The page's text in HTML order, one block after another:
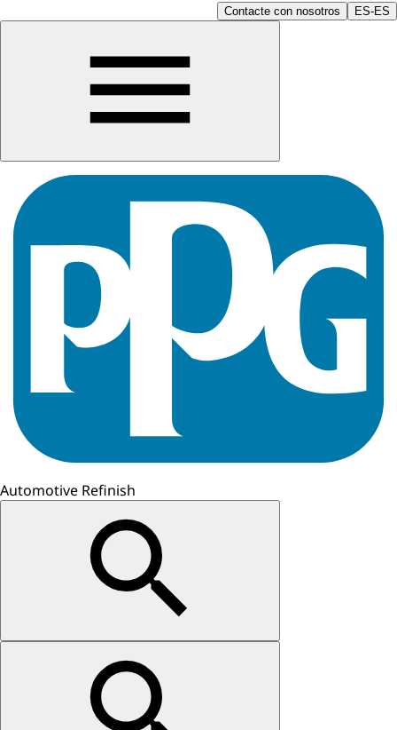
Contacte con nosotros ES-ES
Automotive Refinish